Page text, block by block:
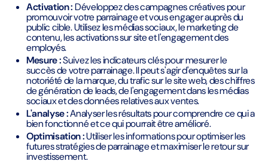
Activation :Développez des campagnes créatives pour
promouvoir votre parrainage et vous engager auprès du
public cible. Utilisez les médias sociaux, le marketing de
contenu, les activations sur site et l'engagement des
employés.
Mesure :Suivez les indicateurs clés pour mesurer le
succès de votre parrainage. Il peut s'agir d'enquêtes sur la
notoriété de la marque, du trafic sur le site web, des chiffres
de génération de leads, de l'engagement dans les médias
sociaux et des données relatives aux ventes.
L'analyse :Analyser les résultats pour comprendre ce qui a
bien fonctionné et ce qui pourrait être amélioré.
Optimisation :Utiliser les informations pour optimiser les
futures stratégies de parrainage et maximiser le retour sur
investissement.